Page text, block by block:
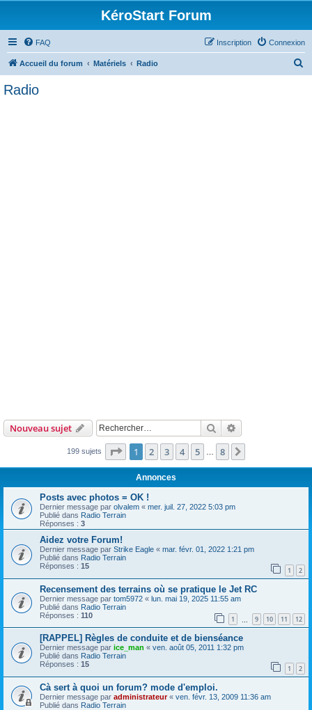
KéroStart Forum
FAQ Connexion
Inscription
Accueil du forum Matériels Radio
Radio
Nouveau sujet Rechercher
199 sujets Page 1sur8
1 2 3 4 5 8
Annonces
Posts avec photos = OK !
Dernier message par olvalem « mer. juil. 27, 2022 5:03 pm
Publié dans Radio Terrain
Réponses : 3
Aidez votre Forum!
Dernier message par Strike Eagle « mar. févr. 01, 2022 1:21 pm
Publié dans Radio Terrain
Réponses : 15 1 2
Recensement des terrains où se pratique le Jet RC
Dernier message par tom5972 « lun. mai 19, 2025 11:55 am
Publié dans Radio Terrain
Réponses : 110 1 9 10 11 12
[RAPPEL] Règles de conduite et de bienséance
Dernier message par ice_man « ven. août 05, 2011 1:32 pm
Publié dans Radio Terrain
Réponses : 15 1 2
Cà sert à quoi un forum? mode d'emploi.
Dernier message par administrateur« ven. févr. 13, 2009 11:36 am
Publié dans Radio Terrain